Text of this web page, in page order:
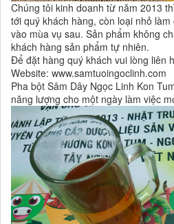
Chúng tôi kinh doanh từ năm 2013
tới quý khách hàng, còn loại nhỏ
vào mùa vụ sau. Sản phẩm không
khách hàng sản phẩm tự nhiên.
Để đặt hàng quý khách vui lòng liên
Website: www.samtuoingoclinh.com
Pha bột Sâm Dây Ngọc Linh Kon
năng lượng cho một ngày làm việc